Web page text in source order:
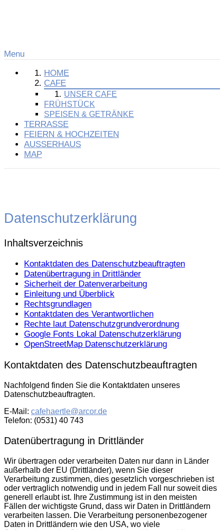
Menu
HOME
CAFE
UNSER CAFE
FRÜHSTÜCK
SPEISEN & GETRÄNKE
TERRASSE
FEIERN & HOCHZEITEN
AUSSERHAUS
MAP
Datenschutzerklärung
Inhaltsverzeichnis
Kontaktdaten des Datenschutzbeauftragten
Datenübertragung in Drittländer
Sicherheit der Datenverarbeitung
Einleitung und Überblick
Rechtsgrundlagen
Kontaktdaten des Verantwortlichen
Rechte laut Datenschutzgrundverordnung
Google Fonts Lokal Datenschutzerklärung
OpenStreetMap Datenschutzerklärung
Kontaktdaten des Datenschutzbeauftragten
Nachfolgend finden Sie die Kontaktdaten unseres
Datenschutzbeauftragten.
E-Mail: cafehaertle@arcor.de
Telefon: (0531) 40 743
Datenübertragung in Drittländer
Wir übertragen oder verarbeiten Daten nur dann in Länder
außerhalb der EU (Drittländer), wenn Sie dieser
Verarbeitung zustimmen, dies gesetzlich vorgeschrieben ist
oder vertraglich notwendig und in jedem Fall nur soweit dies
generell erlaubt ist. Ihre Zustimmung ist in den meisten
Fällen der wichtigste Grund, dass wir Daten in Drittländern
verarbeiten lassen. Die Verarbeitung personenbezogener
Daten in Drittländern wie den USA, wo viele